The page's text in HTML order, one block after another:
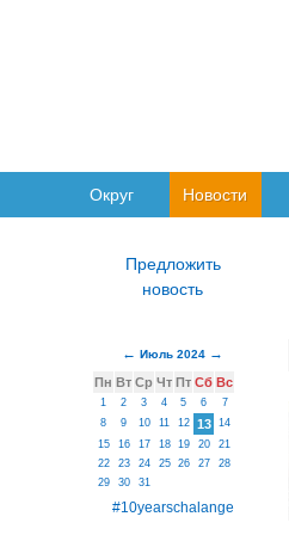
Округ Новости
Июль 2024
Пн Вт Ср Чт Пт Сб Вс
1 2 3 4 5 6
7
8
9 10 11 12 13
14
15
16 17 18 19 20
21
22
23 24 25 26 27
28
29
30 31
#10yearschalange